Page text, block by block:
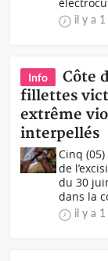
il y a
Info
Côte
fillettes
extrême
interpellés
Cinq
de
du 30
dans la
il y a